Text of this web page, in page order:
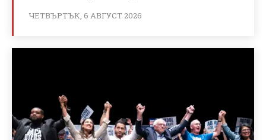
ЧЕТВЪРТЪК, 6 АВГУСТ 2026